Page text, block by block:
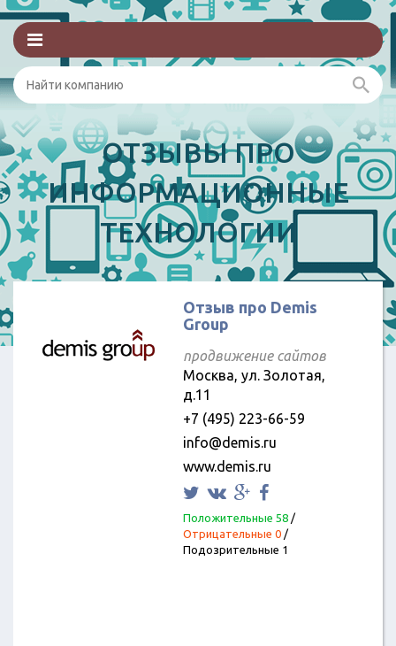
ОТЗЫВЫ ПРО
ИНФОРМАЦИОННЫЕ
ТЕХНОЛОГИИ
Отзыв про Demis
Group
продвижение сайтов
Москва, ул. Золотая,
д.11
+7 (495) 223-66-59
info@demis.ru
www.demis.ru
Положительные 58/
Отрицательные 0/
Подозрительные 1